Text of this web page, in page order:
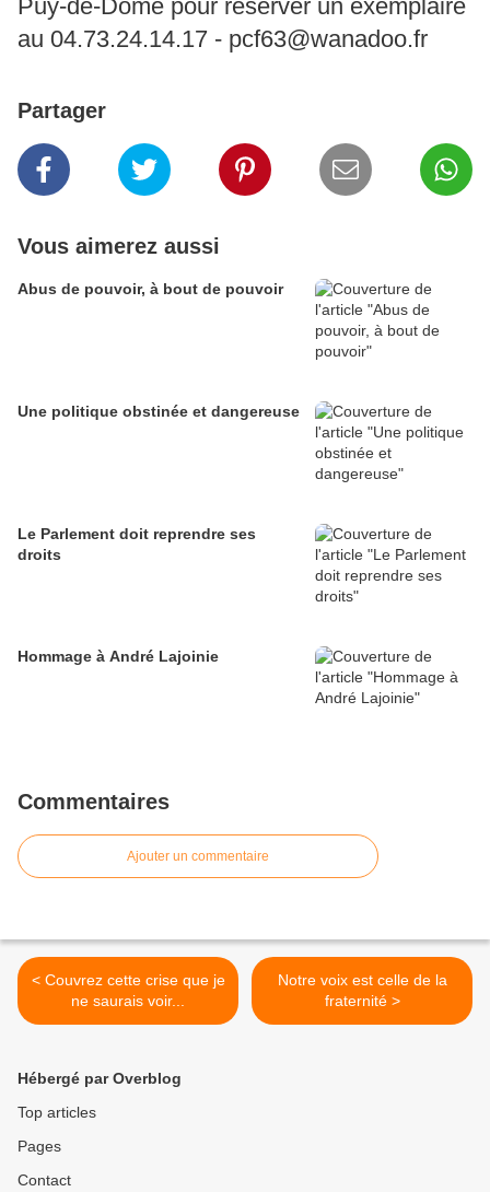
Puy-de-Dôme pour réserver un exemplaire
au 04.73.24.14.17 - pcf63@wanadoo.fr
Partager
Vous aimerez aussi
Abus de pouvoir, à bout de pouvoir
Une politique obstinée et dangereuse
Le Parlement doit reprendre ses
droits
Hommage à André Lajoinie
Commentaires
Ajouter un commentaire
< Couvrez cette crise que je
ne saurais voir...
Notre voix est celle de la
fraternité >
Hébergé par Overblog
Top articles
Pages
Contact